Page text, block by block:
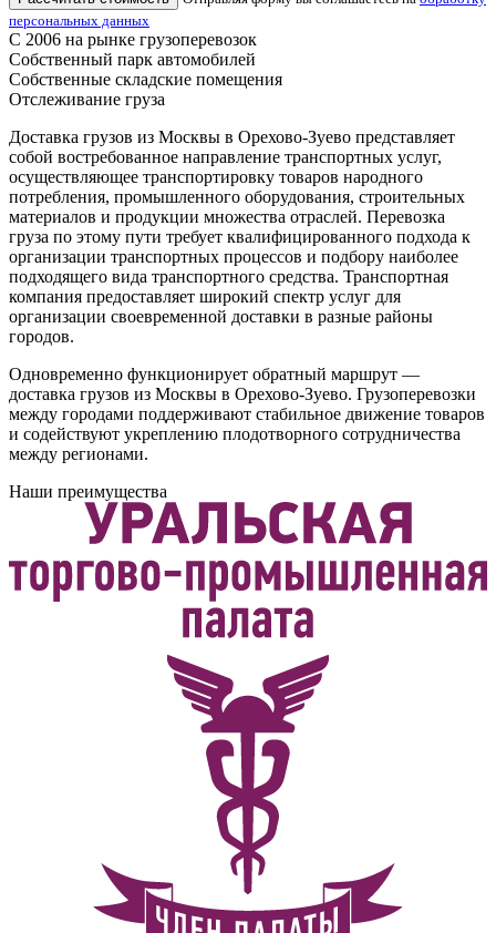
персональных данных
С 2006 на рынке грузоперевозок
Собственный парк автомобилей
Собственные складские помещения
Отслеживание груза
Доставка грузов из Москвы в Орехово-Зуево представляет
собой востребованное направление транспортных услуг,
осуществляющее транспортировку товаров народного
потребления, промышленного оборудования, строительных
материалов и продукции множества отраслей. Перевозка
груза по этому пути требует квалифицированного подхода к
организации транспортных процессов и подбору наиболее
подходящего вида транспортного средства. Транспортная
компания предоставляет широкий спектр услуг для
организации своевременной доставки в разные районы
городов.
Одновременно функционирует обратный маршрут —
доставка грузов из Москвы в Орехово-Зуево. Грузоперевозки
между городами поддерживают стабильное движение товаров
и содействуют укреплению плодотворного сотрудничества
между регионами.
Наши преимущества